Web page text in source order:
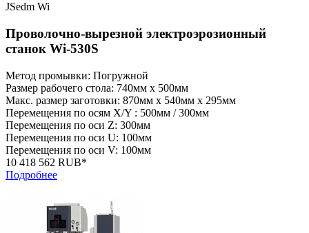
JSedm Wi
Проволочно-вырезной электроэрозионный
станок Wi-530S
Метод промывки: Погружной
Размер рабочего стола: 740мм x 500мм
Макс. размер заготовки: 870мм x 540мм x 295мм
Перемещения по осям X/Y : 500мм / 300мм
Перемещения по оси Z: 300мм
Перемещения по оси U: 100мм
Перемещения по оси V: 100мм
10 418 562 RUB*
Подробнее